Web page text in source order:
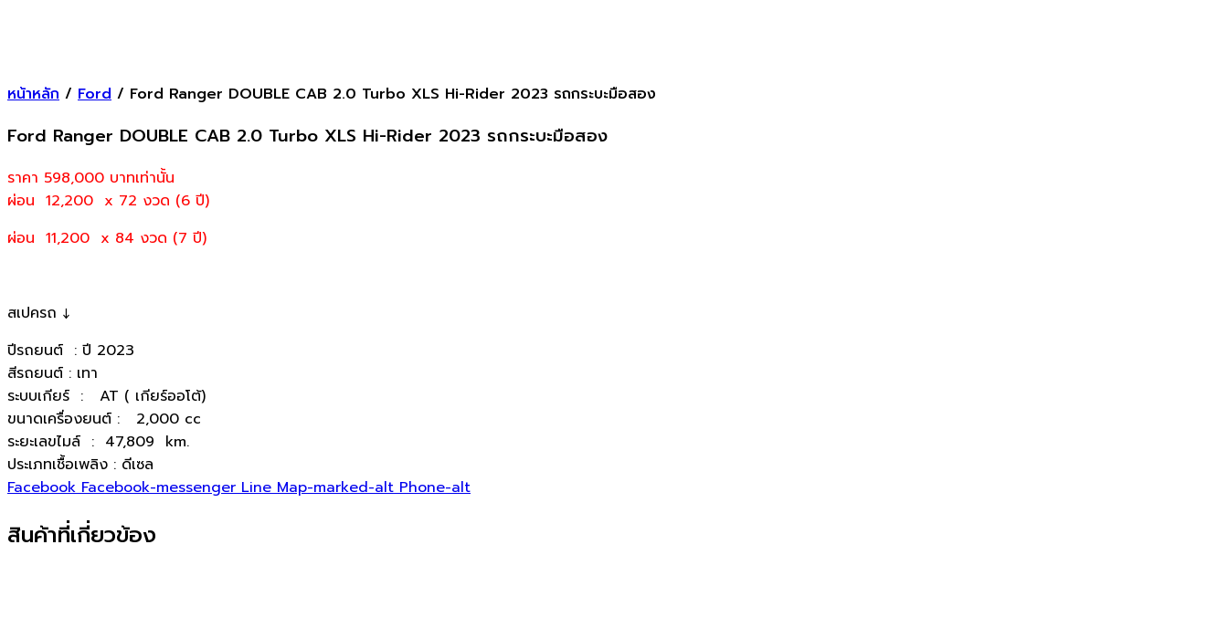
หน้าหลัก / Ford / Ford Ranger DOUBLE CAB 2.0 Turbo XLS Hi-Rider 2023 รถกระบะมือสอง
Ford Ranger DOUBLE CAB 2.0 Turbo XLS Hi-Rider 2023 รถกระบะมือสอง
ราคา 598,000 บาทเท่านั้น
ผ่อน 12,200 x 72 งวด (6 ปี)
ผ่อน 11,200 x 84 งวด (7 ปี)
สเปครถ ↓
ปีรถยนต์ : ปี 2023
สีรถยนต์ : เทา
ระบบเกียร์ : AT ( เกียร์ออโต้)
ขนาดเครื่องยนต์ : 2,000 cc
ระยะเลขไมล์ : 47,809 km.
ประเภทเชื้อเพลิง : ดีเซล
Facebook Facebook-messenger Line Map-marked-alt Phone-alt
สินค้าที่เกี่ยวข้อง